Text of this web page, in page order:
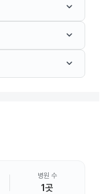
keyboard_arrow_down
keyboard_arrow_down
keyboard_arrow_down
병원 수
1곳